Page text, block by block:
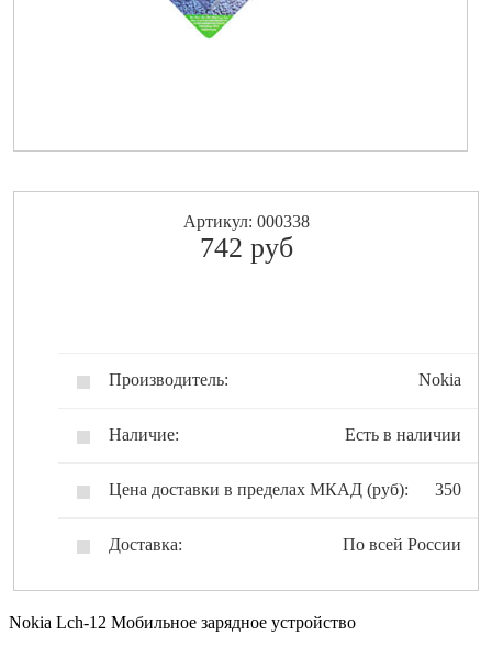
Артикул: 000338
742 pуб
Производитель: Nokia
Наличие: Есть в наличии
Цена доставки в пределах МКАД (руб): 350
Доставка: По всей России
Nokia Lch-12 Мобильное зарядное устройство